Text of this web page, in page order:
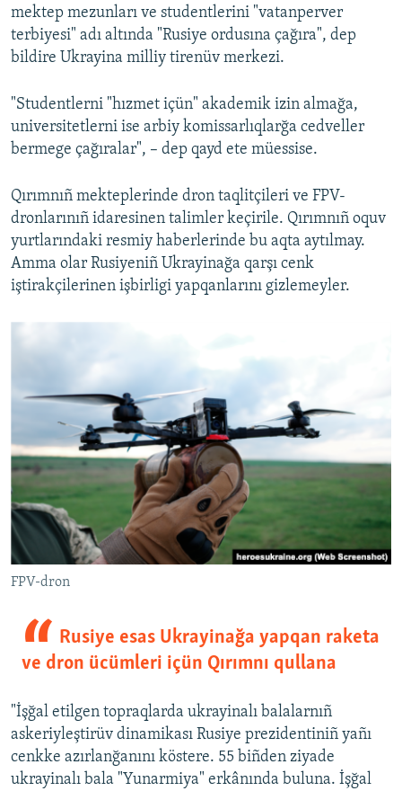
mektep mezunları ve studentlerini "vatanperver
terbiyesi" adı altında "Rusiye ordusına çağıra", dep
bildire Ukrayina milliy tirenüv merkezi.
"Studentlerni "hızmet içün" akademik izin almağa,
universitetlerni ise arbiy komissarlıqlarğa cedveller
bermege çağıralar", – dep qayd ete müessise.
Qırımnıñ mekteplerinde dron taqlitçileri ve FPV-
dronlarınıñ idaresinen talimler keçirile. Qırımnıñ oquv
yurtlarındaki resmiy haberlerinde bu aqta aytılmay.
Amma olar Rusiyeniñ Ukrayinağa qarşı cenk
iştirakçilerinen işbirligi yapqanlarını gizlemeyler.
FPV-dron
Rusiye esas Ukrayinağa yapqan raketa
ve dron ücümleri içün Qırımnı qullana
"İşğal etilgen topraqlarda ukrayinalı balalarnıñ
askeriyleştirüv dinamikası Rusiye prezidentiniñ yañı
cenkke azırlanğanını köstere. 55 biñden ziyade
ukrayinalı bala "Yunarmiya" erkânında buluna. İşğal